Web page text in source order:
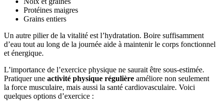
Protéines maigres
Grains entiers
Un autre pilier de la vitalité est l’hydratation. Boire suffisamment
d’eau tout au long de la journée aide à maintenir le corps fonctionnel
et énergique.
L’importance de l’exercice physique ne saurait être sous-estimée.
Pratiquer une activité physique régulière améliore non seulement
la force musculaire, mais aussi la santé cardiovasculaire. Voici
quelques options d’exercice :